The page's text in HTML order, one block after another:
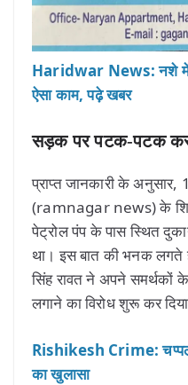
Haridwar News: नशे में
ऐसा काम, पढ़े खबर
सड़क पर पटक-पटक
प्राप्त जानकारी के
(ramnagar news) के
पेट्रोल पंप के पास स्थित
था। इस बात की भनक लगते
सिंह रावत ने अपने समर्थकों
लगाने का विरोध शुरू कर
Rishikesh Crime:
का खुलासा